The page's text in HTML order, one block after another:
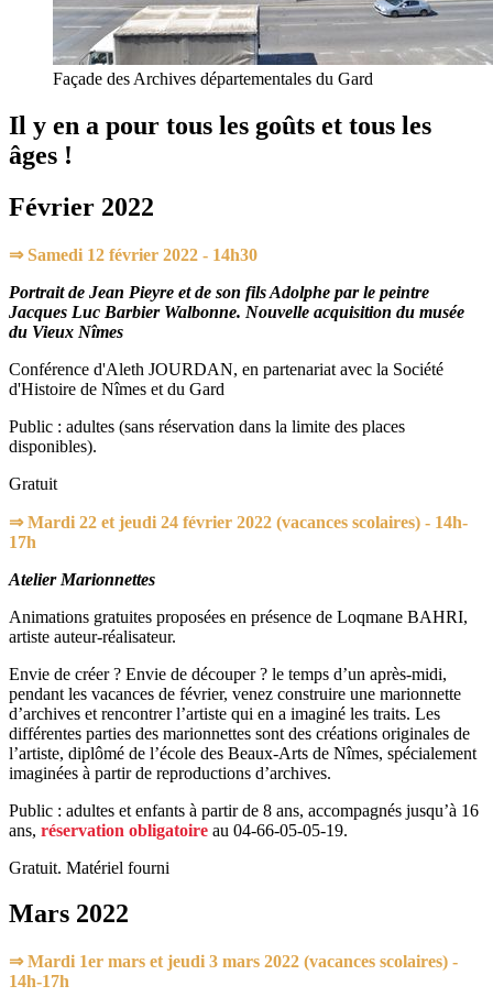
Façade des Archives départementales du Gard
Il y en a pour tous les goûts et tous les
âges !
Février 2022
⇒Samedi 12 février 2022 - 14h30
Portrait de Jean Pieyre et de son fils Adolphe par le peintre
Jacques Luc Barbier Walbonne. Nouvelle acquisition du musée
du Vieux Nîmes
Conférence d'Aleth JOURDAN, en partenariat avec la Société
d'Histoire de Nîmes et du Gard
Public : adultes (sans réservation dans la limite des places
disponibles).
Gratuit
⇒Mardi 22 et jeudi 24 février 2022 (vacances scolaires) - 14h-
17h
Atelier Marionnettes
Animations gratuites proposées en présence de Loqmane BAHRI,
artiste auteur-réalisateur.
Envie de créer ? Envie de découper ? le temps d’un après-midi,
pendant les vacances de février, venez construire une marionnette
d’archives et rencontrer l’artiste qui en a imaginé les traits. Les
différentes parties des marionnettes sont des créations originales de
l’artiste, diplômé de l’école des Beaux-Arts de Nîmes, spécialement
imaginées à partir de reproductions d’archives.
Public : adultes et enfants à partir de 8 ans, accompagnés jusqu’à 16
ans, réservation obligatoire au 04-66-05-05-19.
Gratuit. Matériel fourni
Mars 2022
⇒Mardi 1er mars et jeudi 3 mars 2022 (vacances scolaires) -
14h-17h